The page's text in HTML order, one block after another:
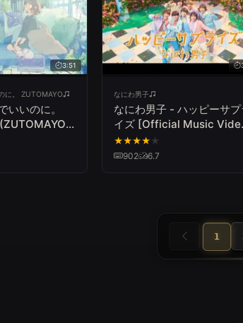
3:51
に。 ZUTOMAYO
いいのに。
–
なにわ男子
なにわ男子 - ハッピーサプ
イズ [Official Music
YouTube ver.
★★★★ ★
902
6.7
1